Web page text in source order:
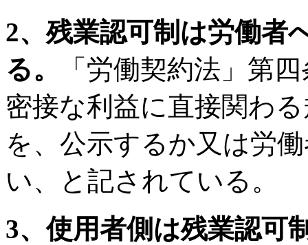
2、残業認可制は労働者
る。
「労働契約法」第
密接な利益に直接関わ
を、公示するか又は労
い、と記されている
3、使用者側は残業認可